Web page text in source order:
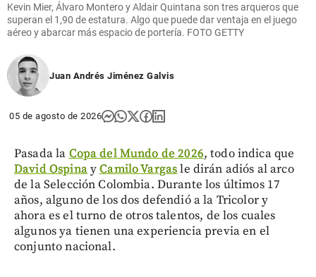
Kevin Mier, Álvaro Montero y Aldair Quintana son tres arqueros que
superan el 1,90 de estatura. Algo que puede dar ventaja en el juego
aéreo y abarcar más espacio de portería. FOTO GETTY
Juan Andrés Jiménez Galvis
05 de agosto de 2026
Pasada la Copa del Mundo de 2026, todo indica que
David OspinayCamilo Vargasle dirán adiós al arco
de la Selección Colombia. Durante los últimos 17
años, alguno de los dos defendió a la Tricolor y
ahora es el turno de otros talentos, de los cuales
algunos ya tienen una experiencia previa en el
conjunto nacional.